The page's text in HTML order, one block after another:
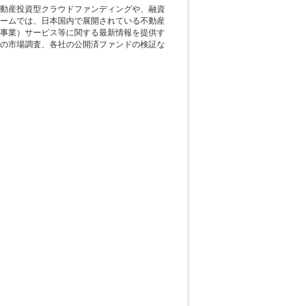
産投資型クラウドファンディングや、融資
ムでは、日本国内で展開されている不動産
業）サービス等に関する最新情報を提供す
市場調査、各社の公開済ファンドの検証な